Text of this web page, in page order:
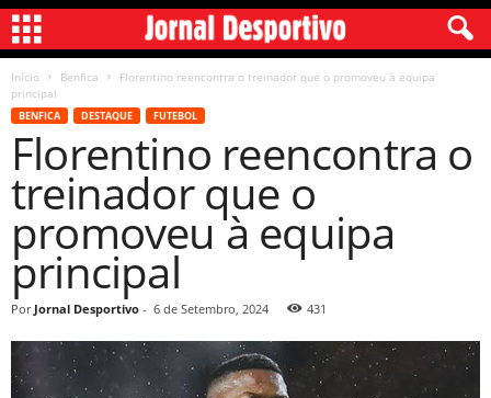
Início Benfica
Florentino reencontra o treinador que o promoveu à equipa
principal
BENFICA DESTAQUE FUTEBOL
Florentino reencontra o
treinador que o
promoveu à equipa
principal
Por Jornal Desportivo - 6 de Setembro, 2024 431